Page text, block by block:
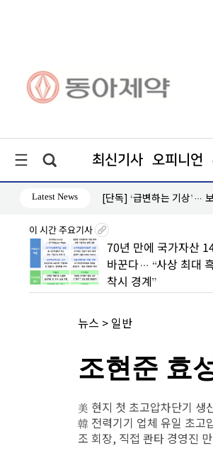
최신기사 오피니언
Latest News [단독] ‘급변하는 기상’…
이 시간 주요기사
70년 만에 국가자산
바꾼다… “사상 최대
착시 경계”
뉴스 > 일반
조현준 효
美 현지 첫 초고압차단기
韓 전력기기 업체 유일 초고
조 회장, 직접 콴타 경영진